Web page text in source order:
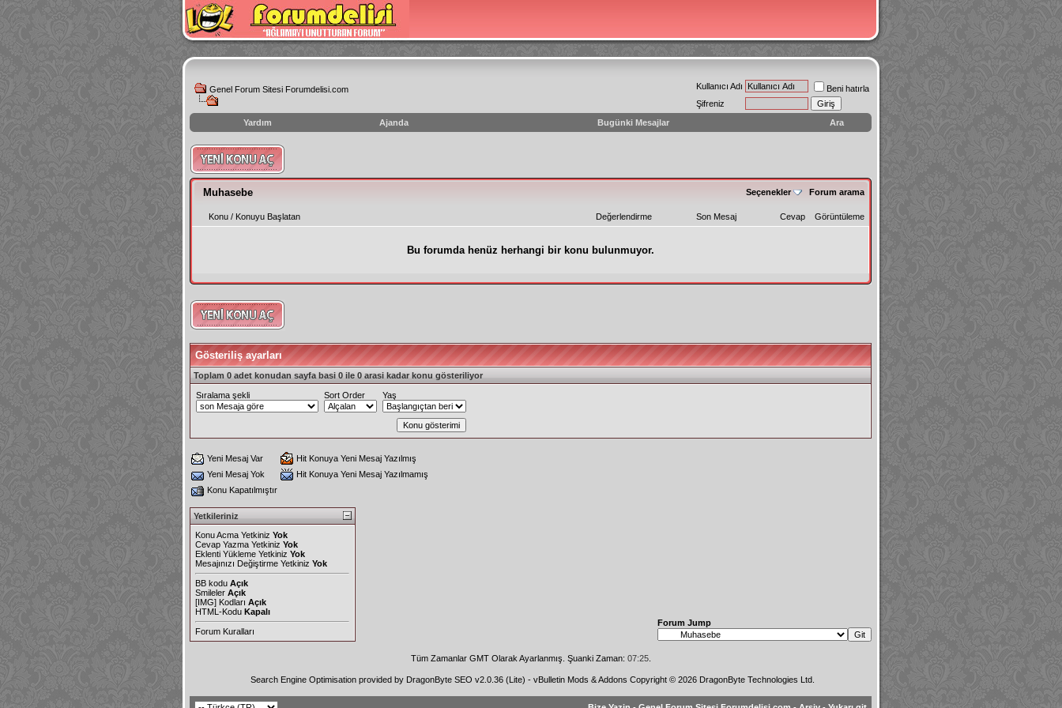
Genel Forum Sitesi Forumdelisi.com Kullanıcı Adı
Beni hatırla
Şifreniz
Yardım
Ajanda Bugünki Mesajlar Ara
instagram
izlenme
hilesi
Muhasebe
Seçenekler Forum arama
Değerlendirme
Konu / Konuyu Başlatan Son Mesaj Cevap Görüntüleme
Bu forumda henüz herhangi bir konu bulunmuyor.
Gösteriliş ayarları
Toplam 0 adet konudan sayfa basi 0 ile 0 arasi kadar konu gösteriliyor
Sıralama şekli Sort Order Yaş
Yeni Mesaj Var
Hit Konuya Yeni Mesaj Yazılmış
Yeni Mesaj Yok
Hit Konuya Yeni Mesaj Yazılmamış
Konu Kapatılmıştır
Yetkileriniz
Konu Acma Yetkiniz Yok
Cevap Yazma Yetkiniz Yok
Eklenti Yükleme Yetkiniz Yok
Mesajınızı Değiştirme Yetkiniz Yok
BB kodu Açık
Smileler Açık
[IMG] Kodları Açık
HTML-Kodu Kapalı
Forum Kuralları
Forum Jump
Tüm Zamanlar GMT Olarak Ayarlanmış. Şuanki Zaman: 07:25.
Search Engine Optimisation provided by DragonByte SEO v2.0.36 (Lite) - vBulletin Mods & Addons Copyright © 2026 DragonByte Technologies Ltd.